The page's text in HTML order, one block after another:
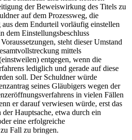
der Beweiswirkung des Titels zu
auf dem Prozessweg, die
dem Endurteil vorläufig einstellen
dem Einstellungsbeschluss
steht dieser Umstand
mittels
entgegen, wenn die
lediglich und gerade auf diese
soll. Der Schuldner würde
seines Gläubigers wegen der
in vielen Fällen
er darauf verwiesen würde, erst das
Hauptsache, etwa durch ein
eine erfolgreiche
Fall zu bringen.